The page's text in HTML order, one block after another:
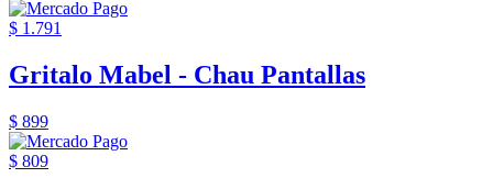
$ 1.791
Gritalo Mabel - Chau Pantallas
$ 899
$ 809